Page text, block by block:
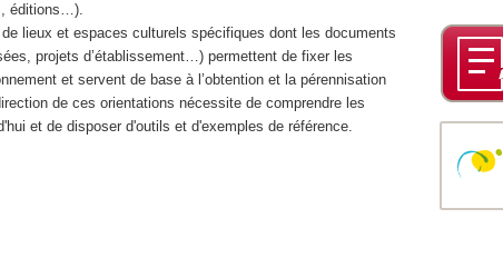
éditions…).
lieux et espaces culturels spécifiques dont les documents
projets d’établissement…) permettent de fixer les
et servent de base à l’obtention et la pérennisation
de ces orientations nécessite de comprendre les
et de disposer d'outils et d'exemples de référence.